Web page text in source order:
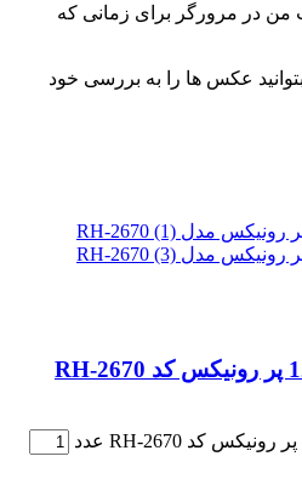
من در مرورگر برای زمانی که
عکس ها را به بررسی خود